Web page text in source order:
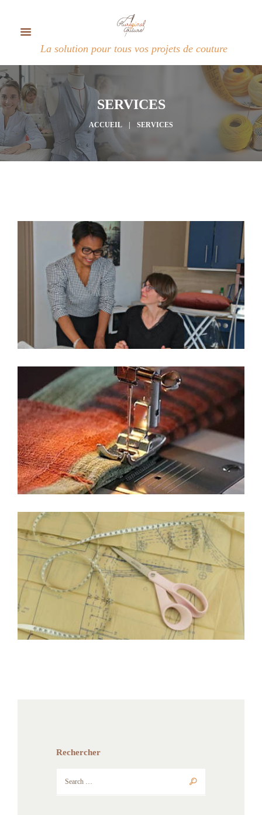
La solution pour tous vos projets de couture
SERVICES
ACCUEIL SERVICES
Cours de couture
Started29 Avril 2021 0 2
Retouches
Started29 Avril 2021 0 0
Patron sur mesure
Started 29 Avril 2021 0 1
Rechercher